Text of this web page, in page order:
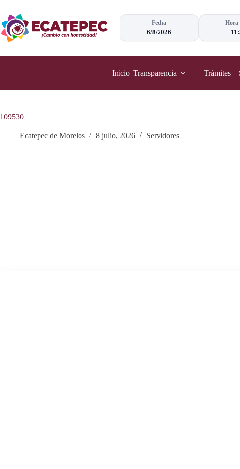
contenido
Fecha
6/8/2026
Hora
Inicio Transparencia Trámites –
109530
Ecatepec de Morelos 8 julio, 2026 Servidores